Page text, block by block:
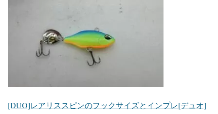
[DUO]レアリススピンのフックサイズとインプレ[デュオ]